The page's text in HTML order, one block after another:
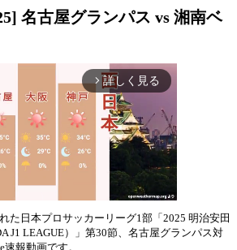
名古屋グランパス vs 湘南ベ
arrow_forward_ios 詳しく見る
た日本プロサッカーリーグ1部「2025 明治安田
J1 LEAGUE）」第30節、名古屋グランパス対
報動画です。